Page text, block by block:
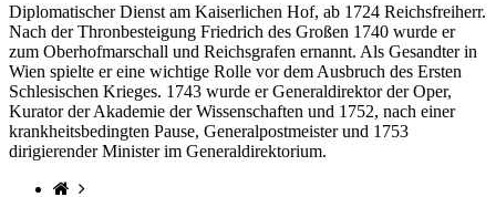
Diplomatischer Dienst am Kaiserlichen Hof, ab 1724 Reichsfreiherr.
Nach der Thronbesteigung Friedrich des Großen 1740 wurde er
zum Oberhofmarschall und Reichsgrafen ernannt. Als Gesandter in
Wien spielte er eine wichtige Rolle vor dem Ausbruch des Ersten
Schlesischen Krieges. 1743 wurde er Generaldirektor der Oper,
Kurator der Akademie der Wissenschaften und 1752, nach einer
krankheitsbedingten Pause, Generalpostmeister und 1753
dirigierender Minister im Generaldirektorium.